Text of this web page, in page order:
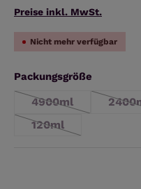
Preise inkl. MwSt.
Nicht mehr verfügbar
Packungsgröße
4900ml
(Diese Option ist
120ml
(Diese Option ist